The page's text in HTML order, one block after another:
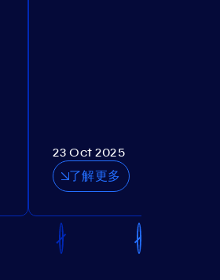
23 Oct 2025
了解更多